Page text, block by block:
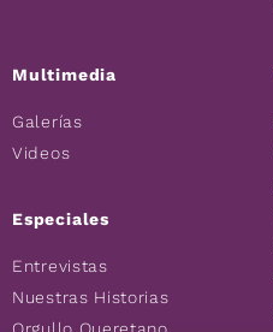
Multimedia
Galerías
Videos
Especiales
Entrevistas
Nuestras Historias